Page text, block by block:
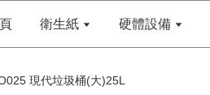
衛生紙 硬體設備
現代垃圾桶(大)25L